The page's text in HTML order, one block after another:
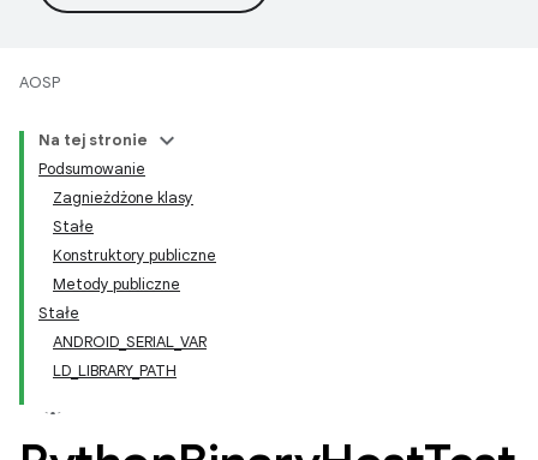
AOSP
Na tej stronie
Podsumowanie
Zagnieżdżone klasy
Stałe
Konstruktory publiczne
Metody publiczne
Stałe
ANDROID_SERIAL_VAR
LD_LIBRARY_PATH